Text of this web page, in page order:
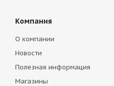
Компания
О компании
Новости
Полезная информация
Магазины